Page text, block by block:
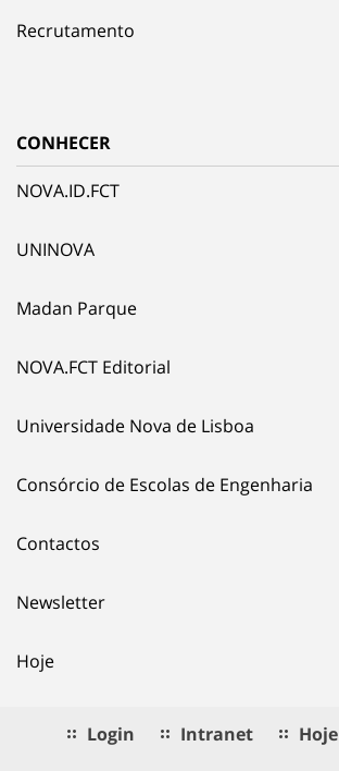
Recrutamento
CONHECER
NOVA.ID.FCT
UNINOVA
Madan Parque
NOVA.FCT Editorial
Universidade Nova de Lisboa
Consórcio de Escolas de Engenharia
Contactos
Newsletter
Hoje
Login Intranet Hoje